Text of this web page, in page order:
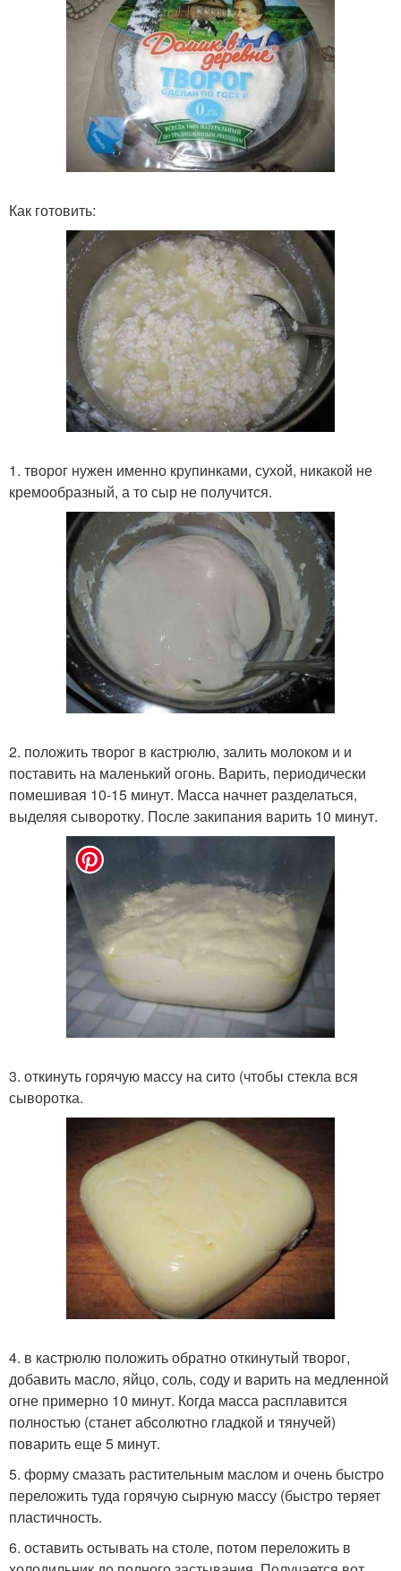
Как готовить:
1. творог нужен именно крупинками, сухой, никакой не
кремообразный, а то сыр не получится.
2. положить творог в кастрюлю, залить молоком и и
поставить на маленький огонь. Варить, периодически
помешивая 10-15 минут. Масса начнет разделаться,
выделяя сыворотку. После закипания варить 10 минут.
3. откинуть горячую массу на сито (чтобы стекла вся
сыворотка.
4. в кастрюлю положить обратно откинутый творог,
добавить масло, яйцо, соль, соду и варить на медленной
огне примерно 10 минут. Когда масса расплавится
полностью (станет абсолютно гладкой и тянучей)
поварить еще 5 минут.
5. форму смазать растительным маслом и очень быстро
переложить туда горячую сырную массу (быстро теряет
пластичность.
6. оставить остывать на столе, потом переложить в